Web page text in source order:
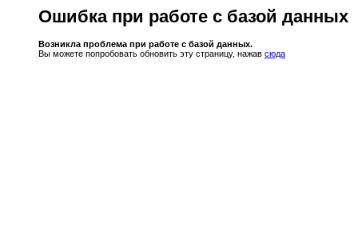
Ошибка при работе с базой данных
Возникла проблема при работе с базой данных.
Вы можете попробовать обновить эту страницу, нажав сюда